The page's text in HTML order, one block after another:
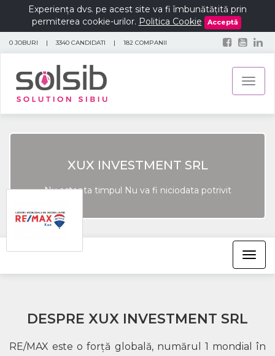
Experiența dvs. pe acest site va fi îmbunătățită prin
permiterea cookie-urilor. Politica Cookie Acceptă
0 JOBURI | 3340 CANDIDATI | 182 COMPANII
XUX INVESTMENT SRL
Nu astepta timpul Nu va fi niciodata potrivit
DESPRE XUX INVESTMENT SRL
RE/MAX este o forţă globală, numărul 1 mondial în